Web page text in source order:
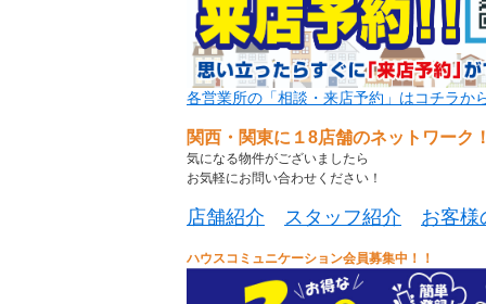
各営業所の「相談・来店予約」はコチラか
関西・関東に１8店舗のネットワーク
気になる物件がございましたら
お気軽にお問い合わせください！
店舗紹介 スタッフ紹介 お客様
ハウスコミュニケーション会員募集中！！